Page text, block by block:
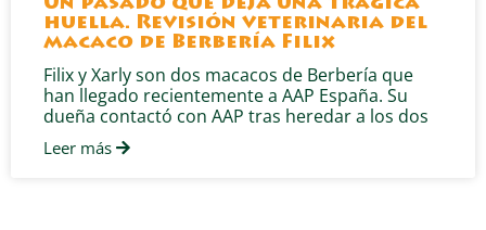
Un pasado que deja una trágica
huella. Revisión veterinaria del
macaco de Berbería Filix
Filix y Xarly son dos macacos de Berbería que
han llegado recientemente a AAP España. Su
dueña contactó con AAP tras heredar a los dos
Leer más